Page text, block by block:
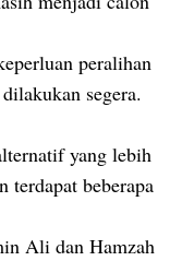
peralihan
segera.
yang lebih
terdapat beberapa
Ali dan Hamzah